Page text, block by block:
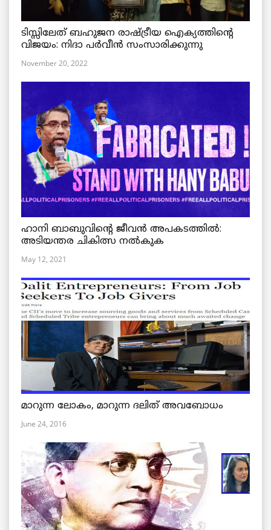
ടിസ്സിലേത് ബഹുജന രാഷ്ട്രീയ ഐക്യത്തിന്റെ
വിജയം: നിദാ പർവീൻ സംസാരിക്കുന്നു
November 20, 2022
ഹാനി ബാബുവിന്റെ ജീവൻ അപകടത്തിൽ:
അടിയന്തര ചികിത്സ നൽകുക
May 12, 2021
മാറുന്ന ലോകം, മാറുന്ന ദലിത് അവബോധം
June 24, 2016